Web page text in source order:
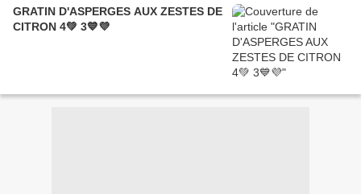
GRATIN D'ASPERGES AUX ZESTES DE
CITRON 4💚 3💙💜